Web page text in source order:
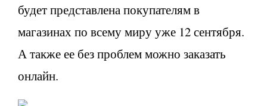
будет представлена покупателям в
магазинах по всему миру уже 12 сентября.
А также ее без проблем можно заказать
онлайн.